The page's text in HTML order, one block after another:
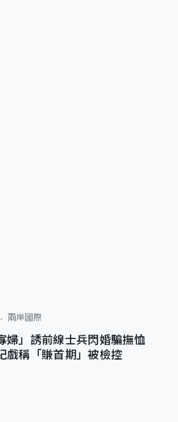
兩岸國際
婦」誘前線士兵閃婚騙撫恤
稱「賺首期」被檢控